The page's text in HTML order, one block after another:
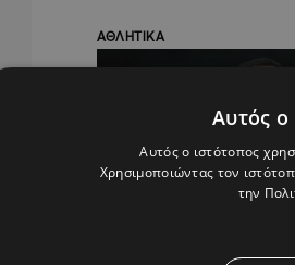
ΑΘΛΗΤΙΚΑ
Αυτός ο
Αυτός ο ιστότοπος
Χρησιμοποιώντας τον
την